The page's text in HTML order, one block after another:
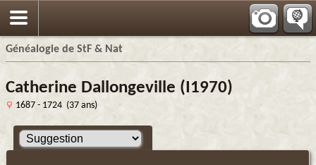
Généalogie de StF & Nat
Catherine Dallongeville (I1970)
1687 - 1724 (37 ans)